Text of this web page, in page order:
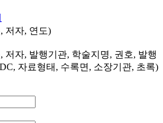
저자, 연도)
저자, 발행기관, 학술지명, 권호, 발행
자료형태, 수록면, 소장기관, 초록)